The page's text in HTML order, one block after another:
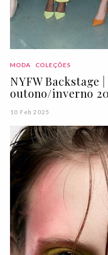
MODA COLEÇÕES
NYFW Backstage
outono/inverno
10 Feb 2025